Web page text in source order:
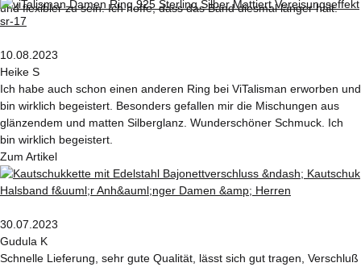
und flexibler zu sein. Ich hoffe, dass das Band diesmal länger hält.
10.08.2023
Heike S
Ich habe auch schon einen anderen Ring bei ViTalisman erworben und
bin wirklich begeistert. Besonders gefallen mir die Mischungen aus
glänzendem und matten Silberglanz. Wunderschöner Schmuck. Ich
bin wirklich begeistert.
Zum Artikel
30.07.2023
Gudula K
Schnelle Lieferung, sehr gute Qualität, lässt sich gut tragen, Verschluß